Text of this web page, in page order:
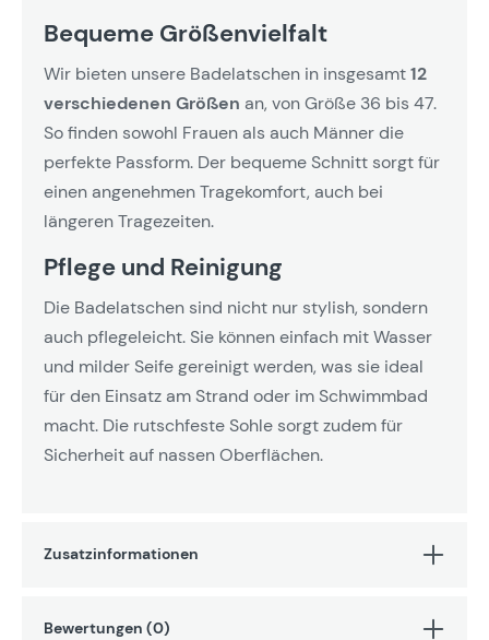
Bequeme Größenvielfalt
Wir bieten unsere Badelatschen in insgesamt12
verschiedenen Größen an, von Größe 36 bis 47.
So finden sowohl Frauen als auch Männer die
perfekte Passform. Der bequeme Schnitt sorgt für
einen angenehmen Tragekomfort, auch bei
längeren Tragezeiten.
Pflege und Reinigung
Die Badelatschen sind nicht nur stylish, sondern
auch pflegeleicht. Sie können einfach mit Wasser
und milder Seife gereinigt werden, was sie ideal
für den Einsatz am Strand oder im Schwimmbad
macht. Die rutschfeste Sohle sorgt zudem für
Sicherheit auf nassen Oberflächen.
Zusatzinformationen
Bewertungen (0)